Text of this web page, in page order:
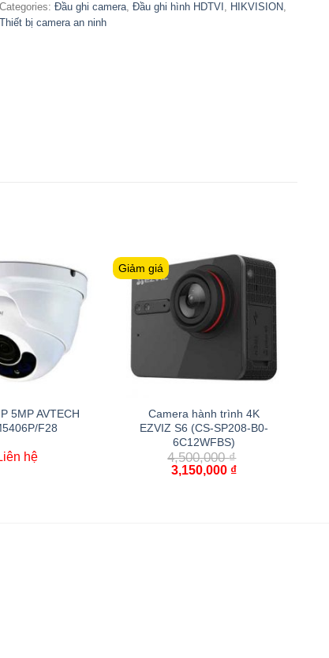
Categories:Đầu ghi camera,Đầu ghi hình HDTVI , HIKVISION,
Thiết bị camera an ninh
5MP AVTECH
F28
hệ
Giảm giá
Camera hành trình 4K
EZVIZ S6 (CS-SP208-B0-
6C12WFBS)
4,500,000₫
3,150,000 ₫